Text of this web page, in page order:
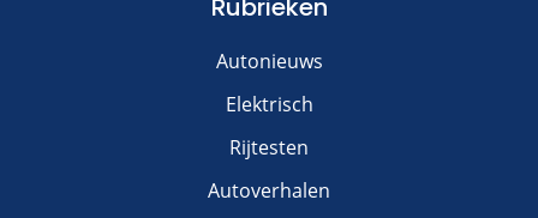
Autonieuws
Elektrisch
Rijtesten
Autoverhalen